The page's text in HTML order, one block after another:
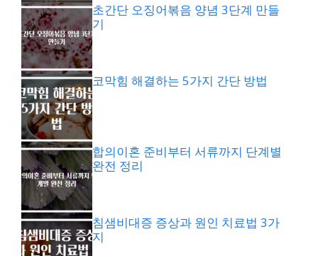
초간단 오징어볶음 양념 3단계 만들
기
코막힘 해결하는 5가지 간단 방법
합의이혼 준비부터 서류까지 단계별
완전 정리
침샘비대증 증상과 원인 치료법 3가
지